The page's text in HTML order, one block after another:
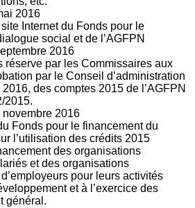
2016
Internet du Fonds pour le
social et de l’AGFPN
2016
réserve par les Commissaires aux
par le Conseil d’administration
des comptes 2015 de l’AGFPN
2015.
novembre 2016
Fonds pour le financement du
l’utilisation des crédits 2015
des organisations
et des organisations
pour leurs activités
et à l’exercice des
général.